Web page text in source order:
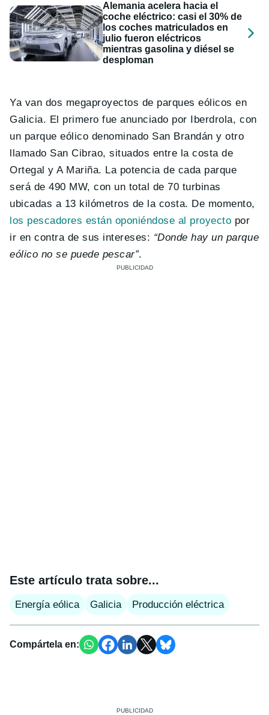
Alemania acelera hacia el
coche eléctrico: casi el 30% de
los coches matriculados en
julio fueron eléctricos
mientras gasolina y diésel se
desploman
Ya van dos megaproyectos de parques eólicos en
Galicia. El primero fue anunciado por Iberdrola, con
un parque eólico denominado San Brandán y otro
llamado San Cibrao, situados entre la costa de
Ortegal y A Mariña. La potencia de cada parque
será de 490 MW, con un total de 70 turbinas
ubicadas a 13 kilómetros de la costa. De momento,
los pescadores están oponiéndose al proyecto por
ir en contra de sus intereses: “Donde hay un parque
eólico no se puede pescar”.
Este artículo trata sobre...
Energía eólica Galicia Producción eléctrica
Compártela en: